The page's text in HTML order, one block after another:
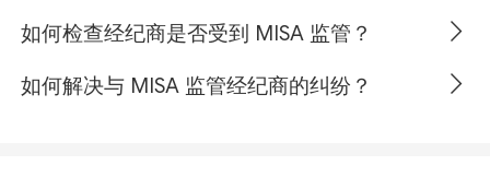
如何检查经纪商是否受到 MISA 监管？
如何解决与 MISA 监管经纪商的纠纷？